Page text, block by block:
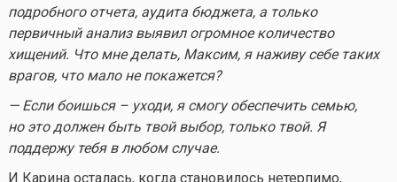
подробного отчета, аудита бюджета, а только
первичный анализ выявил огромное количество
хищений. Что мне делать, Максим, я наживу себе таких
врагов, что мало не покажется?
— Если боишься – уходи, я смогу обеспечить семью,
но это должен быть твой выбор, только твой. Я
поддержу тебя в любом случае.
И Карина осталась, когда становилось нетерпимо,